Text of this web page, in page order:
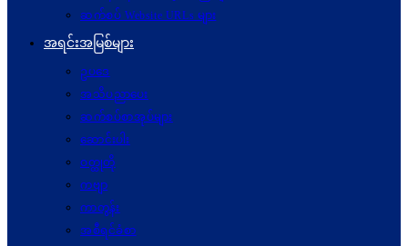
ဆက်စပ် Website URLs များ
အရင်းအမြစ်များ
ဥပဒေ
အသိပညာပေး
ဆက်စပ်စာအုပ်များ
ဆောင်းပါး
ဝတ္ထုတို
ကဗျာ
ကာတွန်း
အစီရင်ခံစာ